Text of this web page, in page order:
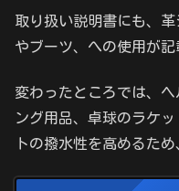
取り扱い説明書にも、
やブーツ、への使用が記
変わったところでは、
ング用品、卓球のラケ
トの撥水性を高めるた